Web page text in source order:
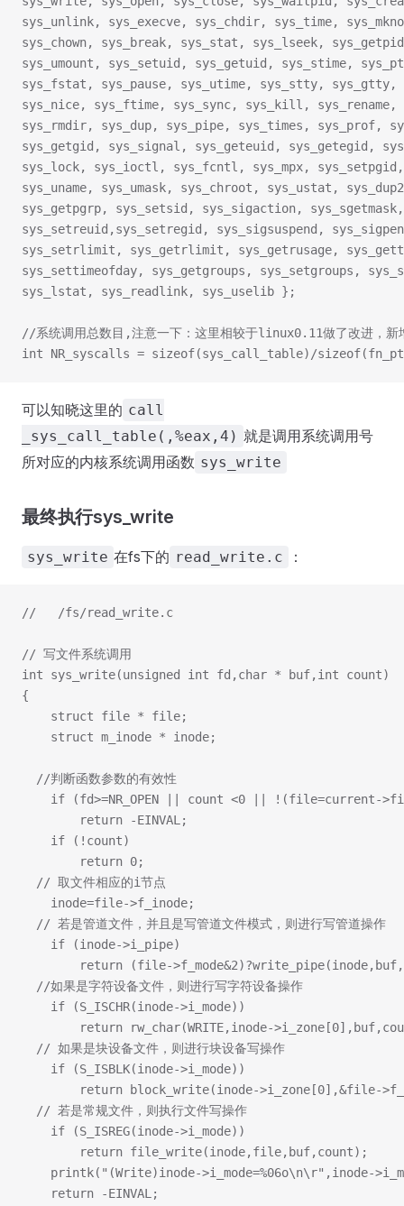
sys_unlink, sys_execve, sys_chdir, sys_time,
sys_chown, sys_break, sys_stat, sys_lseek,
sys_umount, sys_setuid, sys_getuid, sys_stime,
sys_fstat, sys_pause, sys_utime, sys_stty, sys_gtty,
sys_nice, sys_ftime, sys_sync, sys_kill, sys_rename,
sys_rmdir, sys_dup, sys_pipe, sys_times, sys_prof,
sys_getgid, sys_signal, sys_geteuid, sys_getegid,
sys_lock, sys_ioctl, sys_fcntl, sys_mpx,
sys_uname, sys_umask, sys_chroot, sys_ustat,
sys_getpgrp, sys_setsid, sys_sigaction,
sys_setreuid,sys_setregid, sys_sigsuspend,
sys_setrlimit, sys_getrlimit, sys_getrusage,
sys_settimeofday, sys_getgroups, sys_setgroups,
sys_lstat, sys_readlink, sys_uselib };
//系统调用总数目,注意一下：这里相较于linux0.11做了改进，新
int NR_syscalls = sizeof(sys_call_table)/
可以知晓这里的 call
_sys_call_table(,%eax,4) 就是调用系统调用号
所对应的内核系统调用函数 sys_write
最终执行sys_write
sys_write 在fs下的 read_write.c ：
//   /fs/read_write.c
// 写文件系统调用
int sys_write(unsigned int fd,char * buf,int count)
{
	struct file * file;
	struct m_inode * inode;
  //判断函数参数的有效性
if (fd>=NR_OPEN || count <0 || !(file=current-
		return -EINVAL;
	if (!count)
		return 0;
  // 取文件相应的i节点
	inode=file->f_inode;
  // 若是管道文件，并且是写管道文件模式，则进行写管道操作
	if (inode->i_pipe)
return (file-
  //如果是字符设备文件，则进行写字符设备操作
	if (S_ISCHR(inode->i_mode))
return rw_char(WRITE,inode-
  // 如果是块设备文件，则进行块设备写操作
	if (S_ISBLK(inode->i_mode))
return block_write(inode->i_zone[0],&file-
  // 若是常规文件，则执行文件写操作
	if (S_ISREG(inode->i_mode))
		return file_write(inode,file,buf,count);
printk("(Write)inode->i_mode=%06o\n\r",inode-
	return -EINVAL;